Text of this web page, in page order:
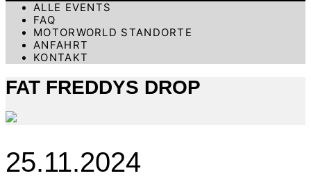
ALLE EVENTS
FAQ
MOTORWORLD STANDORTE
ANFAHRT
KONTAKT
FAT FREDDYS DROP
25.11.2024